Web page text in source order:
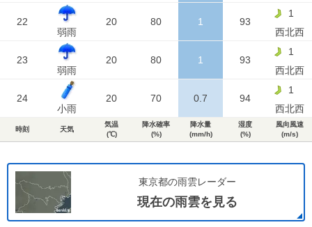
22
弱雨
20 80 1 93
1
西北西
23
弱雨
20 80 1 93
1
西北西
24
小雨
20 70 0.7 94
1
西北西
時刻 天気
気温
(℃)
降水確率
(%)
降水量
(mm/h)
湿度
(%)
風向風速
(m/s)
東京都の雨雲レーダー
現在の雨雲を見る